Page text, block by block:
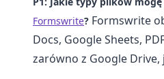
Formswrite? Formswrite
Docs, Google Sheets,
zarówno z Google